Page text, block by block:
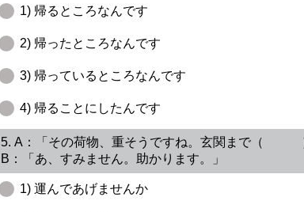
1) 帰るところなんです
2) 帰ったところなんです
3) 帰っているところなんです
4) 帰ることにしたんです
5. A：「その荷物、重そうですね。玄関まで（
B：「あ、すみません。助かります。」
1) 運んであげませんか